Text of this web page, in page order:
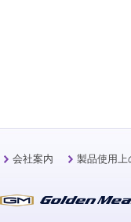
会社案内 製品使用上